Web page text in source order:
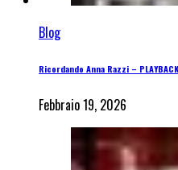
Blog
Ricordando Anna Razzi –
Febbraio 19, 2026